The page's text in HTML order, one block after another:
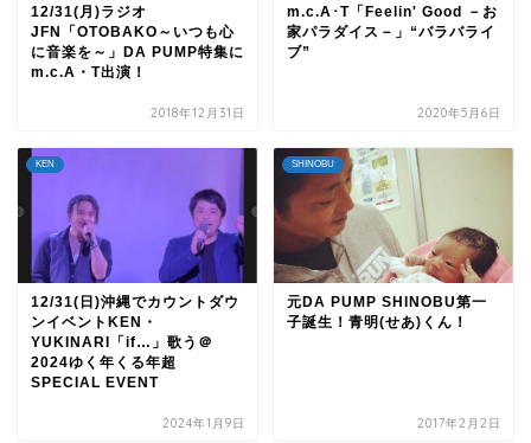
12/31(月)ラジオ
JFN「OTOBAKO～いつも心
に音楽を～」DA PUMP特集に
m.c.A・T出演！
2018年12月31日
m.c.A･T「Feelin' Good －お
家パラダイス－」“バラバライ
ブ”
2020年5月6日
KEN
12/31(日)沖縄でカウントダウ
ンイベントKEN・
YUKINARI「if…」歌う＠
2024ゆく年くる年超
SPECIAL EVENT
2024年1月9日
SHINOBU
元DA PUMP SHINOBU第一
子誕生！青明(せあ)くん！
2017年2月2日